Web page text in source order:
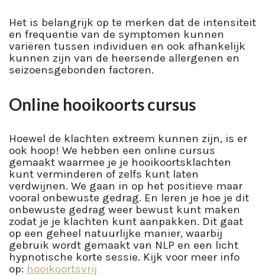
Het is belangrijk op te merken dat de intensiteit
en frequentie van de symptomen kunnen
variëren tussen individuen en ook afhankelijk
kunnen zijn van de heersende allergenen en
seizoensgebonden factoren.
Online hooikoorts cursus
Hoewel de klachten extreem kunnen zijn, is er
ook hoop! We hebben een online cursus
gemaakt waarmee je je hooikoortsklachten
kunt verminderen of zelfs kunt laten
verdwijnen. We gaan in op het positieve maar
vooral onbewuste gedrag. En leren je hoe je dit
onbewuste gedrag weer bewust kunt maken
zodat je je klachten kunt aanpakken. Dit gaat
op een geheel natuurlijke manier, waarbij
gebruik wordt gemaakt van NLP en een licht
hypnotische korte sessie. Kijk voor meer info
op: hooikoortsvrij